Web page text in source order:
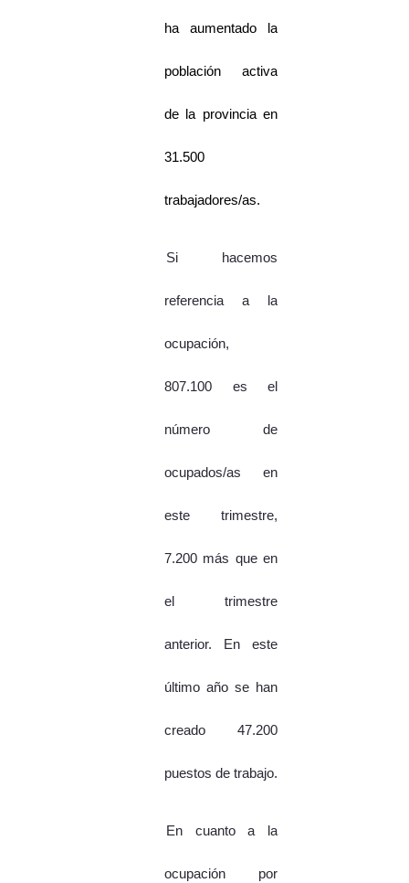
ha aumentado la
población activa
de la provincia en
31.500
trabajadores/as.
Si hacemos
referencia a la
ocupación,
807.100 es el
número de
ocupados/as en
este trimestre,
7.200 más que en
el trimestre
anterior. En este
último año se han
creado 47.200
puestos de trabajo.
En cuanto a la
ocupación por